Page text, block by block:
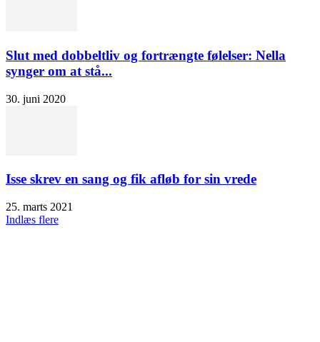
Slut med dobbeltliv og fortrængte følelser: Nella
synger om at stå...
30. juni 2020
Isse skrev en sang og fik afløb for sin vrede
25. marts 2021
Indlæs flere